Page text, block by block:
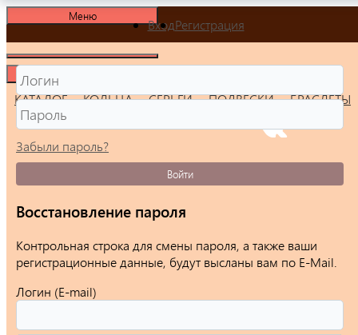
Меню
КАТАЛОГ КОЛЬЦА СЕРЬГИ ПОДВЕСКИ БРАСЛЕТЫ
ВходРегистрация
Забыли пароль?
Войти
Восстановление пароля
Контрольная строка для смены пароля, а также ваши
регистрационные данные, будут высланы вам по E-Mail.
Логин (E-mail)